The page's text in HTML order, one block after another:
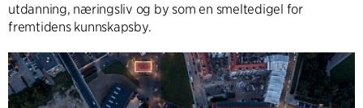
utdanning, næringsliv og by som en smeltedigel for
fremtidens kunnskapsby.